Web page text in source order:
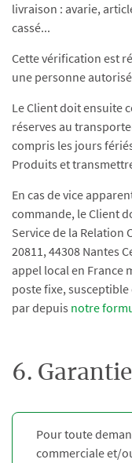
livraison : avarie,
cassé...
Cette vérification est
une personne
Le Client doit ensuite
réserves au
compris les jours
Produits et
En cas de vice
commande, le Client
Service de la Relation
20811, 44308 Nantes
appel local en
poste fixe,
par depuis notre
6.
Pour toute
commerciale et/